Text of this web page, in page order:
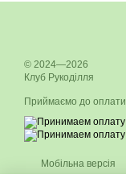
© 2024—2026
Клуб Рукоділля
Приймаємо до оплати
Мобільна версія